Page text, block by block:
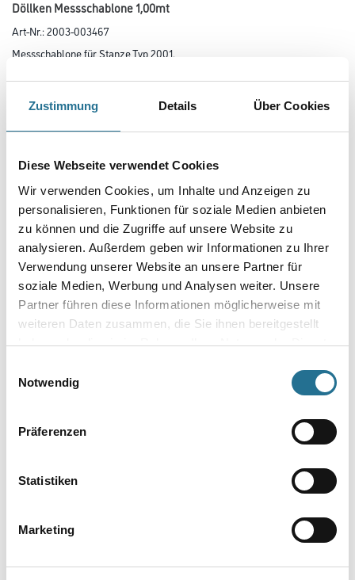
Zustimmung Details Über Cookies
Diese Webseite verwendet Cookies
Wir verwenden Cookies, um Inhalte und Anzeigen zu
personalisieren, Funktionen für soziale Medien anbieten
zu können und die Zugriffe auf unsere Website zu
analysieren. Außerdem geben wir Informationen zu Ihrer
Verwendung unserer Website an unsere Partner für
soziale Medien, Werbung und Analysen weiter. Unsere
Partner führen diese Informationen möglicherweise mit
weiteren Daten zusammen, die Sie ihnen bereitgestellt
haben oder die sie im Rahmen Ihrer Nutzung der Dienste
Notwendig
Präferenzen
Statistiken
Marketing
Döllken Messschablone 1,00mt
Art-Nr.:2003-003467
Messschablone für Stanze Typ 2001.
Umrechnungsfaktoren
PRODUKTEIGENSCHAFTEN
- Noch einfacher Verlegen mit der neuen Messschablone